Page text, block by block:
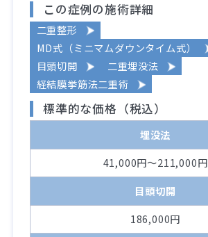
この症例の施術詳細
二重整形
MD式（ミニマムダウンタイム式）
目頭切開
二重埋没法
経結膜挙筋法二重術
標準的な価格（税込）
埋没法
41,000円～211,000円
目頭切開
186,000円